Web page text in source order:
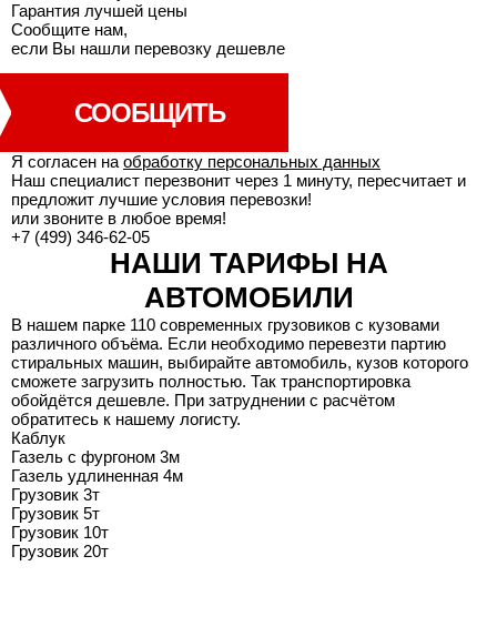
Гарантия лучшей цены
Сообщите нам,
если Вы нашли перевозку дешевле
СООБЩИТЬ
Я согласен на обработку персональных данных
Наш специалист перезвонит через 1 минуту, пересчитает и
предложит лучшие условия перевозки!
или звоните в любое время!
+7 (499) 346-62-05
НАШИ ТАРИФЫ НА
АВТОМОБИЛИ
В нашем парке 110 современных грузовиков с кузовами
различного объёма. Если необходимо перевезти партию
стиральных машин, выбирайте автомобиль, кузов которого
сможете загрузить полностью. Так транспортировка
обойдётся дешевле. При затруднении с расчётом
обратитесь к нашему логисту.
Каблук
Газель с фургоном 3м
Газель удлиненная 4м
Грузовик 3т
Грузовик 5т
Грузовик 10т
Грузовик 20т